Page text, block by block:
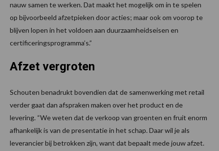
nauw samen te werken. Dat maakt het mogelijk om in te spelen
op bijvoorbeeld afzetpieken door acties; maar ook om voorop te
blijven lopen in het voldoen aan duurzaamheidseisen en
certificeringsprogramma’s.”
Afzet vergroten
Schouten benadrukt bovendien dat de samenwerking met retail
verder gaat dan afspraken maken over het product en de
levering. “We weten dat de verkoop van groenten en fruit enorm
afhankelijk is van de presentatie in het schap. Daar wil je als
leverancier bij betrokken zijn, want dat bepaalt mede jouw afzet.